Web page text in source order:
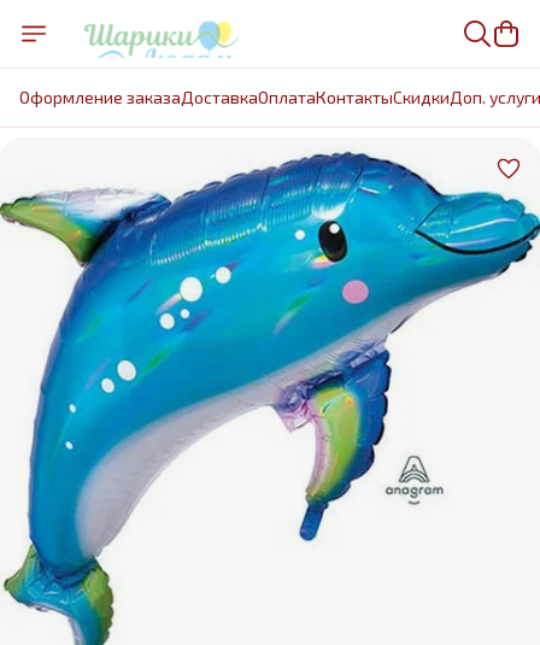
Оформление заказаДоставкаОплатаКонтактыCкидкиДоп. услуги